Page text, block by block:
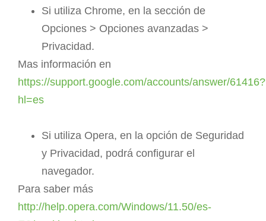
Si utiliza Chrome, en la sección de
Opciones > Opciones avanzadas >
Privacidad.
Mas información en
https://support.google.com/accounts/answer/61416?
hl=es
Si utiliza Opera, en la opción de Seguridad
y Privacidad, podrá configurar el
navegador.
Para saber más
http://help.opera.com/Windows/11.50/es-